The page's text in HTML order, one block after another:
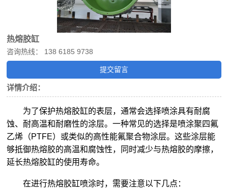
热熔胶缸
咨询热线： 138 6185 9738
提交留言
详情介绍：
为了保护热熔胶缸的表层，通常会选择喷涂具有耐腐
蚀、耐高温和耐磨性的涂层。一种常见的选择是喷涂聚四氟
乙烯（PTFE）或类似的高性能氟聚合物涂层。这些涂层能
够抵御热熔胶的高温和腐蚀性，同时减少与热熔胶的摩擦，
延长热熔胶缸的使用寿命。
在进行热熔胶缸喷涂时，需要注意以下几点：